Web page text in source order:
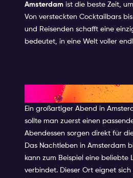
Amsterdam ist die beste Zeit,
Von versteckten Cocktailbars
und Reisenden schafft eine
bedeutet, in eine Welt voller
Die perfekte
Ein großartiger Abend in
sollte man zuerst einen
Abendessen sorgen direkt für
Das Nachtleben in Amsterdam
kann zum Beispiel eine beliebte
verbindet. Dieser Ort eignet